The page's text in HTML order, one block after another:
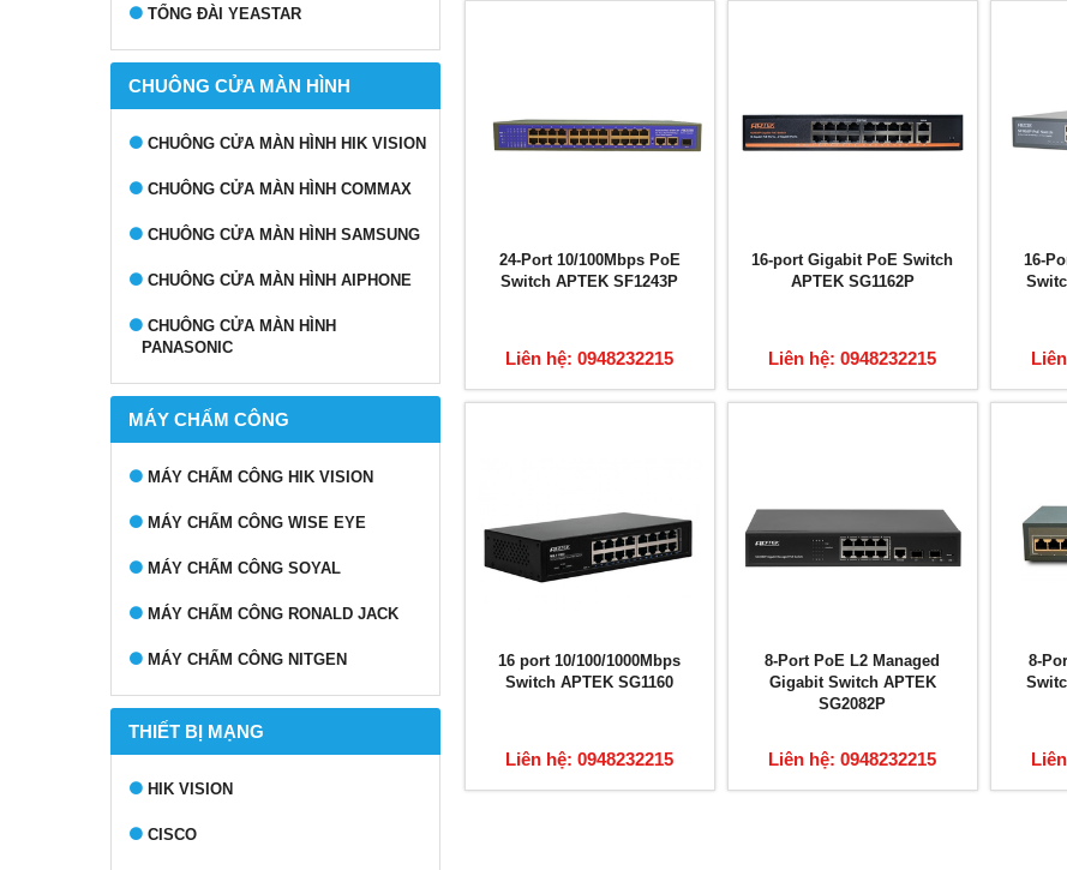
TỔNG ĐÀI YEASTAR
CHUÔNG CỬA MÀN HÌNH
CHUÔNG CỬA MÀN HÌNH HIK VISION
CHUÔNG CỬA MÀN HÌNH COMMAX
CHUÔNG CỬA MÀN HÌNH SAMSUNG
CHUÔNG CỬA MÀN HÌNH AIPHONE
CHUÔNG CỬA MÀN HÌNH
PANASONIC
MÁY CHẤM CÔNG
MÁY CHẤM CÔNG HIK VISION
MÁY CHẤM CÔNG WISE EYE
MÁY CHẤM CÔNG SOYAL
MÁY CHẤM CÔNG RONALD JACK
MÁY CHẤM CÔNG NITGEN
THIẾT BỊ MẠNG
HIK VISION
CISCO
24-Port 10/100Mbps PoE
Switch APTEK SF1243P
Liên hệ: 0948232215
16-port Gigabit PoE Switch
APTEK SG1162P
Liên hệ: 0948232215
16-
16 port 10/100/1000Mbps
Switch APTEK SG1160
Liên hệ: 0948232215
8-Port PoE L2 Managed
Gigabit Switch APTEK
SG2082P
Liên hệ: 0948232215
8-